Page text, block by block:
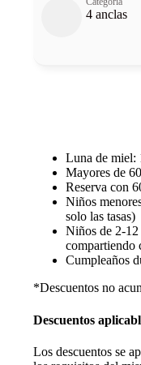
4 anclas
Luna de miel:
Mayores de
Reserva con
Niños
solo las tasas)
Niños de 2-12
compartiendo
Cumpleaños
*Descuentos no
Descuentos
Los descuentos se